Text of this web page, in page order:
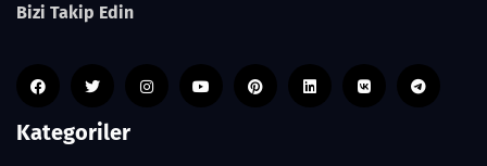
Bizi Takip Edin
Kategoriler